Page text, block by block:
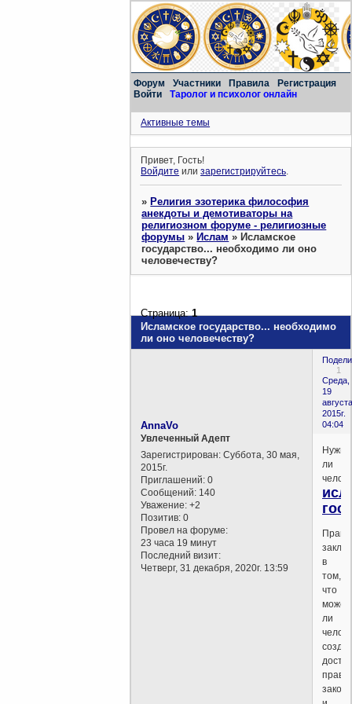
Форум Участники Правила
Регистрация
Войти
Таролог и психолог онлайн
Активные темы
Привет, Гость!
Войдите илизарегистрируйтесь.
»Религия эзотерика философия
анекдоты и демотиваторы на
религиозном форуме - религиозные
форумы »Ислам »Исламское
государство... необходимо ли оно
человечеству?
Исламское государство... необходимо
ли оно человечеству?
Страница:1
1
Среда,
19
2015г.
04:04
AnnaVo
Увлеченный Адепт
Зарегистрирован: Суббота, 30 мая,
2015г.
Приглашений: 0
Сообщений: 140
Уважение: +2
Позитив: 0
Провел на форуме:
23 часа 19 минут
Последний визит:
Четверг, 31 декабря, 2020г. 13:59
Нужно
ли
в
том,
что
может
ли